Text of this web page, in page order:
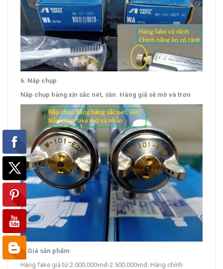
6. Nắp chụp
Nắp chụp hàng xịn sắc nét, sần. Hàng giả sẽ mờ và trơn
7. Giá sản phẩm
Hàng fake giá từ 2.000.000vnd-2.500.000vnd. Hàng chính